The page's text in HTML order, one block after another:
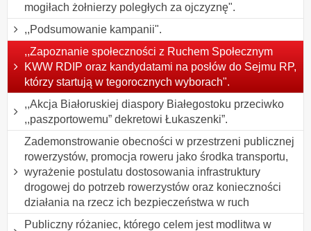
mogiłach żołnierzy poległych za ojczyznę".
,,Podsumowanie kampanii".
,,Zapoznanie społeczności z Ruchem Społecznym
KWW RDIP oraz kandydatami na posłów do Sejmu RP,
którzy startują w tegorocznych wyborach".
,,Akcja Białoruskiej diaspory Białegostoku przeciwko
,,paszportowemu” dekretowi Łukaszenki”.
Zademonstrowanie obecności w przestrzeni publicznej
rowerzystów, promocja roweru jako środka transportu,
wyrażenie postulatu dostosowania infrastruktury
drogowej do potrzeb rowerzystów oraz konieczności
działania na rzecz ich bezpieczeństwa w ruch
Publiczny różaniec, którego celem jest modlitwa w